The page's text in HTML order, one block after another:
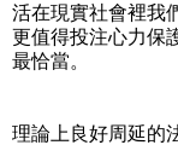
活在現實社會裡我
更值得投注心力保
最恰當。
理論上良好周延的